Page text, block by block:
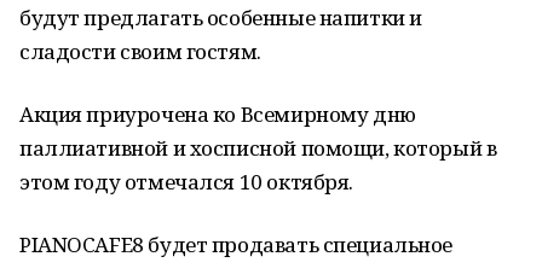
будут предлагать особенные напитки и
сладости своим гостям.
Акция приурочена ко Всемирному дню
паллиативной и хосписной помощи, который в
этом году отмечался 10 октября.
PIANOCAFE8 будет продавать специальное